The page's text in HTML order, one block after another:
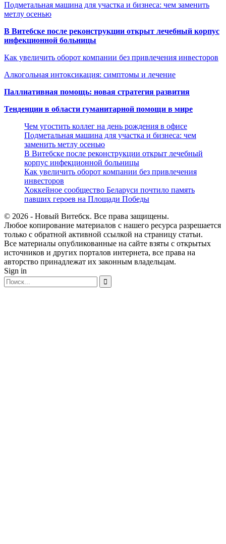
Подметальная машина для участка и бизнеса: чем заменить
метлу осенью
В Витебске после реконструкции открыт лечебный корпус
инфекционной больницы
Как увеличить оборот компании без привлечения инвесторов
Алкогольная интоксикация: симптомы и лечение
Паллиативная помощь: новая стратегия развития
Тенденции в области гуманитарной помощи в мире
Чем угостить коллег на день рождения в офисе
Подметальная машина для участка и бизнеса: чем
заменить метлу осенью
В Витебске после реконструкции открыт лечебный
корпус инфекционной больницы
Как увеличить оборот компании без привлечения
инвесторов
Хоккейное сообщество Беларуси почтило память
павших героев на Площади Победы
© 2026 - Новый Витебск. Все права защищены.
Любое копирование материалов с нашего ресурса разрешается
только с обратной активной ссылкой на страницу статьи.
Все материалы опубликованные на сайте взяты с открытых
источников и других порталов интернета, все права на
авторство принадлежат их законным владельцам.
Sign in